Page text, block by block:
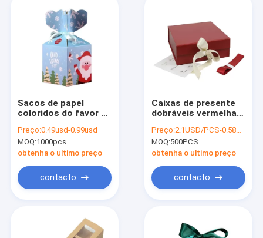
Sacos de papel
coloridos do favor de
22cm, caixa doce
dos doces para o
Natal
Preço:0.49usd-0.99usd
MOQ:1000pcs
obtenha o ultimo preço
contacto
Caixas de presente
dobráveis vermelhas
fechamento de Flip
Top Boxes With
Magnetic
Preço:2.1USD/PCS-0.58USD/PCS
MOQ:500PCS
obtenha o ultimo preço
contacto